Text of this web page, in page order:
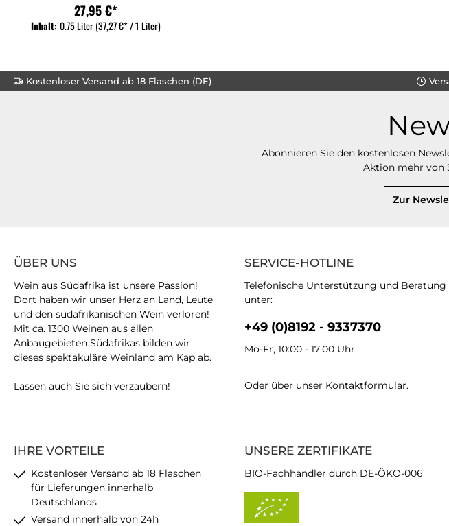
27,95 €*
Inhalt: 0.75 Liter(37,27 €* / 1 Liter)
Kostenloser Versand ab 18 Flaschen (DE)
Abonnieren Sie den kostenlosen
Aktion mehr von
Zur
SERVICE-HOTLINE
Telefonische Unterstützung und Beratung
unter:
+49 (0)8192 - 9337370
Mo-Fr, 10:00 - 17:00 Uhr
Oder über unser Kontaktformular.
IHRE VORTEILE
Kostenloser Versand ab 18 Flaschen
für Lieferungen innerhalb
Deutschlands
Versand innerhalb von 24h
ÜBER UNS
Wein aus Südafrika ist unsere Passion!
Dort haben wir unser Herz an Land, Leute
und den südafrikanischen Wein verloren!
Mit ca. 1300 Weinen aus allen
Anbaugebieten Südafrikas bilden wir
dieses spektakuläre Weinland am Kap ab.
Lassen auch Sie sich verzaubern!
UNSERE ZERTIFIKATE
BIO-Fachhändler durch DE-ÖKO-006